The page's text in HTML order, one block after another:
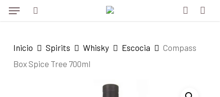
Skip
content
Menu
Inicio Spirits Whisky Escocia
Compass
Box Spice Tree 700ml